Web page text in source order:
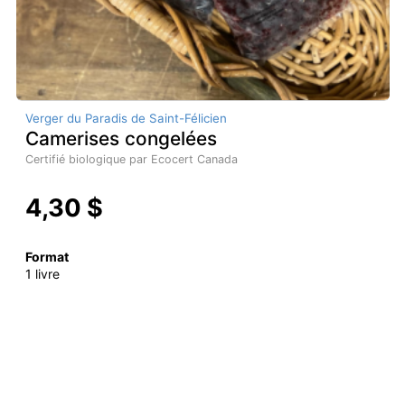
Verger du Paradis de Saint-Félicien
Camerises congelées
Certifié biologique par Ecocert Canada
4,30 $
Format
1 livre